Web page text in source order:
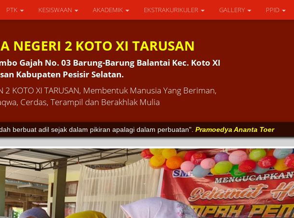
PTK KESISWAAN AKADEMIK EKSTRAKURIKULER GALLERY PPID
NEGERI 2 KOTO XI TARUSAN
Gajah No. 03 Barung-Barung Balantai Kec. Koto XI
Kabupaten Pesisir Selatan.
2 KOTO XI TARUSAN, Membentuk Manusia Yang Beriman,
Cerdas, Terampil dan Berakhlak Mulia
berbuat adil sejak dalam pikiran apalagi dalam perbuatan". Pramoedya Ananta Toer